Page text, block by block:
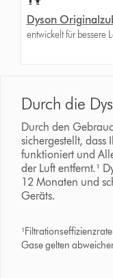
Dyson
entwickelt für bessere
Durch die
Durch den
sichergestellt, dass
funktioniert und
der Luft entfernt.¹
12 Monaten und
Geräts.
Gase gelten